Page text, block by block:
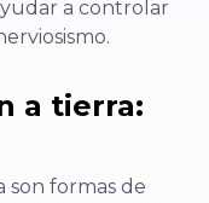
a controlar
a tierra:
son formas de